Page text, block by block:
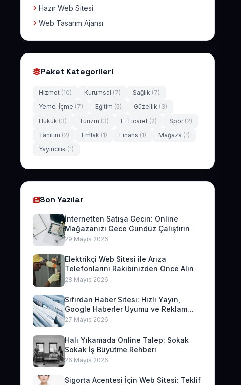
Hazır Web Sitesi
Web Tasarım Ajansı
Paket Kategorileri
Hizmet (10) Kurumsal (7) Sağlık (7)
Yeme-İçme (7) Eğitim (5) Güzellik (3)
Hukuk (3) Turizm (3) E-Ticaret (2) Spor (2)
Tanıtım (2) Emlak (1) Finans (1) Mağaza (1)
Yayıncılık (1)
Son Yazılar
İnternetten Satışa Geçin: Online
Mağazanızı Gece Gündüz Çalıştırın
29 Mayıs 2026
Elektrikçi Web Sitesi ile Arıza
Telefonlarını Rakibinizden Önce Alın
28 Mayıs 2026
Sıfırdan Haber Sitesi: Hızlı Yayın,
Google Haberler Uyumu ve Reklam
Geliri
27 Mayıs 2026
Halı Yıkamada Online Talep: Sokak
Sokak İş Büyütme Rehberi
26 Mayıs 2026
Sigorta Acentesi İçin Web Sitesi: Teklif